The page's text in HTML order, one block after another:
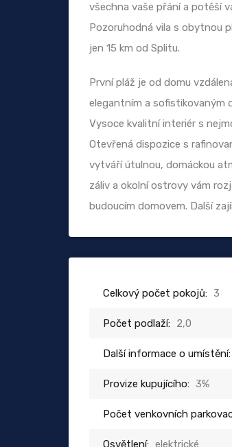
všechna vaše přání a potěší
Pozoruhodná vila s obytnou
jen 15 km od Splitu.
První pláž je od domu
elegantním a sofistikovaným
Vysoce kvalitní interiér s
Otevřená dispozice s
vytváří útulnou, domáckou
záliv a okolní ostrovy vám
budoucím domovem. Další
Celkový počet pokojů: 3
Počet podlaží: 2,0
Další informace o umístění:
Provize kupujícího: 3%
Počet venkovních
Osvětlení: elektrické